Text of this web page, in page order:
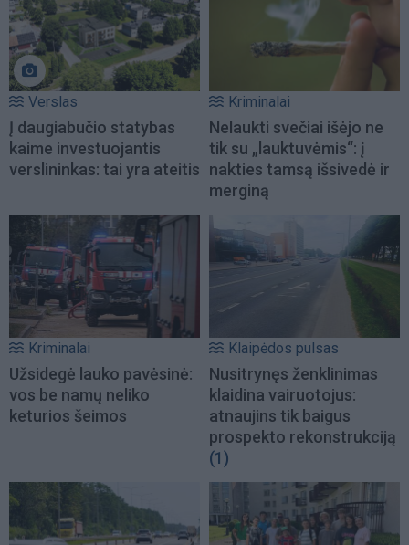
Verslas
Į daugiabučio statybas
kaime investuojantis
verslininkas: tai yra ateitis
Kriminalai
Nelaukti svečiai išėjo ne
tik su „lauktuvėmis“: į
nakties tamsą išsivedė ir
merginą
Kriminalai
Užsidegė lauko pavėsinė:
vos be namų neliko
keturios šeimos
Klaipėdos pulsas
Nusitrynęs ženklinimas
klaidina vairuotojus:
atnaujins tik baigus
prospekto rekonstrukciją
(1)